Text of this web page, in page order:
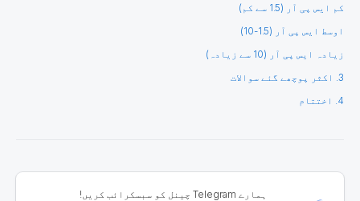
کم ایس پی آر (1.5 سے کم)
اوسط ایس پی آر (1.5-10)
زیادہ ایس پی آر (10 سے زیادہ)
3. اکثر پوچھے گئے سوالات
4. اختتام
ہمارے Telegram چینل کو سبسکرائب کریں!